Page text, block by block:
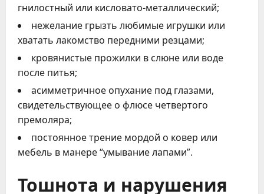
гнилостный или кисловато-металлический;
нежелание грызть любимые игрушки или
хватать лакомство передними резцами;
кровянистые прожилки в слюне или воде
после питья;
асимметричное опухание под глазами,
свидетельствующее о флюсе четвертого
премоляра;
постоянное трение мордой о ковер или
мебель в манере “умывание лапами”.
Тошнота и нарушения